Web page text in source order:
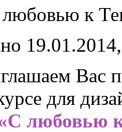
к
Вас
для
любовью